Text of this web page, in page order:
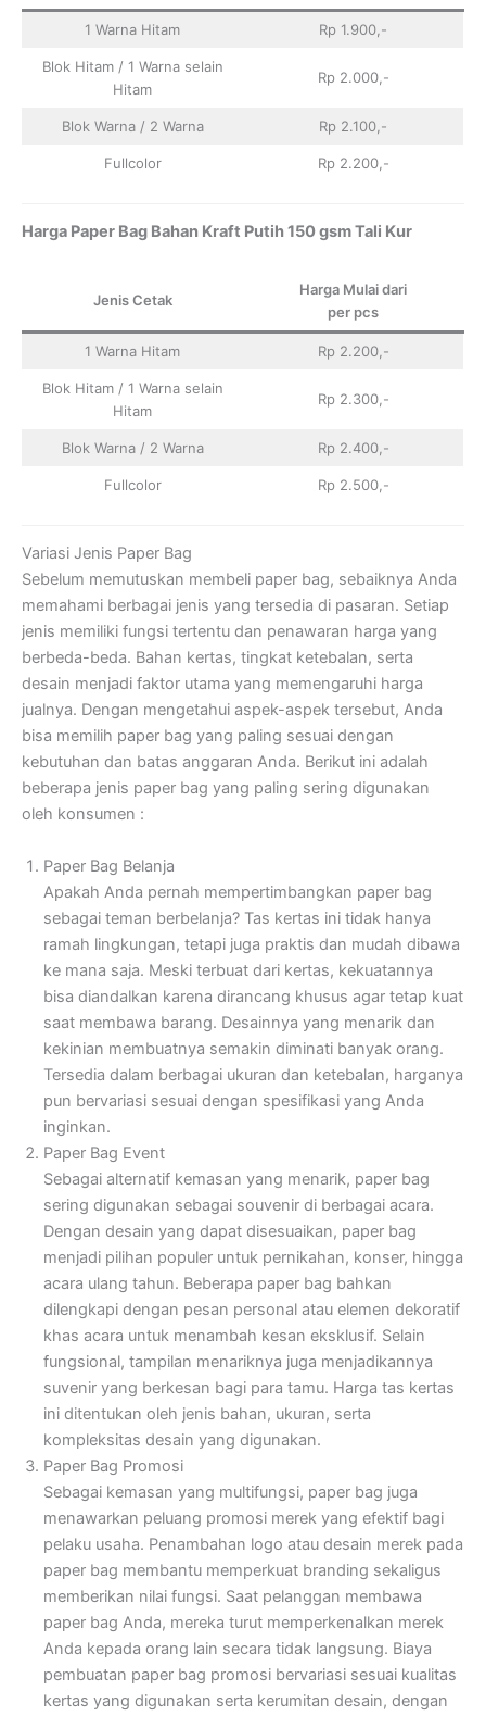
1 Warna Hitam Rp 1.900,-
Blok Hitam / 1 Warna selain
Hitam
Rp 2.000,-
Blok Warna / 2 Warna Rp 2.100,-
Fullcolor Rp 2.200,-
Harga Paper Bag Bahan Kraft Putih 150 gsm Tali Kur
Jenis Cetak
Harga Mulai dari
per pcs
1 Warna Hitam Rp 2.200,-
Blok Hitam / 1 Warna selain
Hitam
Rp 2.300,-
Blok Warna / 2 Warna Rp 2.400,-
Fullcolor Rp 2.500,-
Variasi Jenis Paper Bag
Sebelum memutuskan membeli paper bag, sebaiknya Anda
memahami berbagai jenis yang tersedia di pasaran. Setiap
jenis memiliki fungsi tertentu dan penawaran harga yang
berbeda-beda. Bahan kertas, tingkat ketebalan, serta
desain menjadi faktor utama yang memengaruhi harga
jualnya. Dengan mengetahui aspek-aspek tersebut, Anda
bisa memilih paper bag yang paling sesuai dengan
kebutuhan dan batas anggaran Anda. Berikut ini adalah
beberapa jenis paper bag yang paling sering digunakan
oleh konsumen :
Paper Bag Belanja
Apakah Anda pernah mempertimbangkan paper bag
sebagai teman berbelanja? Tas kertas ini tidak hanya
ramah lingkungan, tetapi juga praktis dan mudah dibawa
ke mana saja. Meski terbuat dari kertas, kekuatannya
bisa diandalkan karena dirancang khusus agar tetap kuat
saat membawa barang. Desainnya yang menarik dan
kekinian membuatnya semakin diminati banyak orang.
Tersedia dalam berbagai ukuran dan ketebalan, harganya
pun bervariasi sesuai dengan spesifikasi yang Anda
inginkan.
Paper Bag Event
Sebagai alternatif kemasan yang menarik, paper bag
sering digunakan sebagai souvenir di berbagai acara.
Dengan desain yang dapat disesuaikan, paper bag
menjadi pilihan populer untuk pernikahan, konser, hingga
acara ulang tahun. Beberapa paper bag bahkan
dilengkapi dengan pesan personal atau elemen dekoratif
khas acara untuk menambah kesan eksklusif. Selain
fungsional, tampilan menariknya juga menjadikannya
suvenir yang berkesan bagi para tamu. Harga tas kertas
ini ditentukan oleh jenis bahan, ukuran, serta
kompleksitas desain yang digunakan.
Paper Bag Promosi
Sebagai kemasan yang multifungsi, paper bag juga
menawarkan peluang promosi merek yang efektif bagi
pelaku usaha. Penambahan logo atau desain merek pada
paper bag membantu memperkuat branding sekaligus
memberikan nilai fungsi. Saat pelanggan membawa
paper bag Anda, mereka turut memperkenalkan merek
Anda kepada orang lain secara tidak langsung. Biaya
pembuatan paper bag promosi bervariasi sesuai kualitas
kertas yang digunakan serta kerumitan desain, dengan